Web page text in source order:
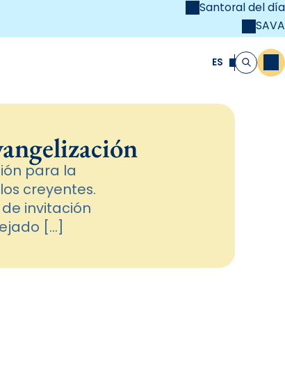
Santoral del día
SAVA
ES Buscar
para la
creyentes.
invitación
[…]